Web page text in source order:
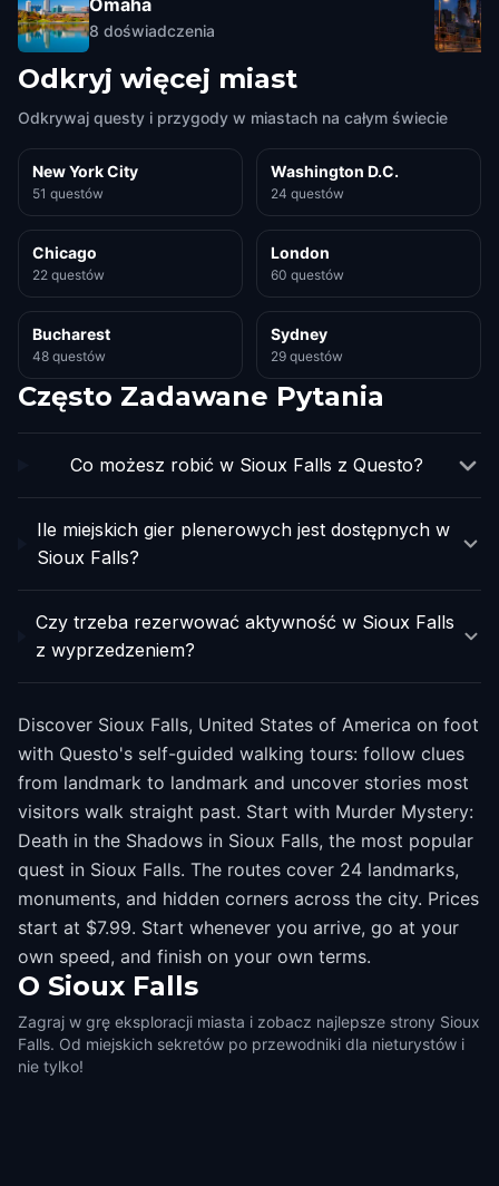
8 doświadczenia
Odkryj więcej miast
Odkrywaj questy i przygody w miastach na całym świecie
New York City
51 questów
Washington D.C.
24 questów
Chicago
22 questów
London
60 questów
Bucharest
48 questów
Sydney
29 questów
Często Zadawane Pytania
Co możesz robić w Sioux Falls z Questo?
Ile miejskich gier plenerowych jest dostępnych w
Sioux Falls?
Czy trzeba rezerwować aktywność w Sioux Falls
z wyprzedzeniem?
Discover Sioux Falls, United States of America on foot
with Questo's self-guided walking tours: follow clues
from landmark to landmark and uncover stories most
visitors walk straight past. Start with Murder Mystery:
Death in the Shadows in Sioux Falls, the most popular
quest in Sioux Falls. The routes cover 24 landmarks,
monuments, and hidden corners across the city. Prices
start at $7.99. Start whenever you arrive, go at your
own speed, and finish on your own terms.
O Sioux Falls
Zagraj w grę eksploracji miasta i zobacz najlepsze strony Sioux
Falls. Od miejskich sekretów po przewodniki dla nieturystów i
nie tylko!